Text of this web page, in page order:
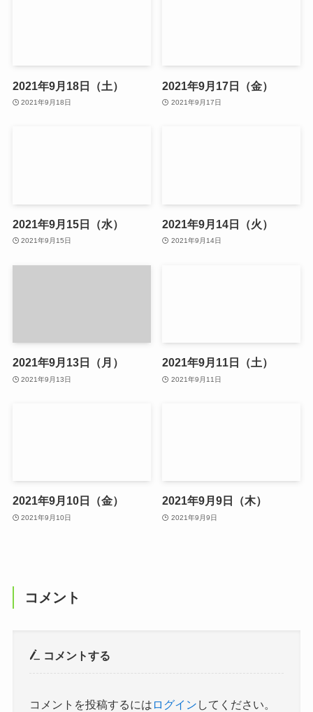
2021年9月18日（土）
2021年9月18日
2021年9月17日（金）
2021年9月17日
2021年9月15日（水）
2021年9月15日
2021年9月14日（火）
2021年9月14日
2021年9月13日（月）
2021年9月13日
2021年9月11日（土）
2021年9月11日
2021年9月10日（金）
2021年9月10日
2021年9月9日（木）
2021年9月9日
コメント
コメントする
コメントを投稿するには ログイン してください。